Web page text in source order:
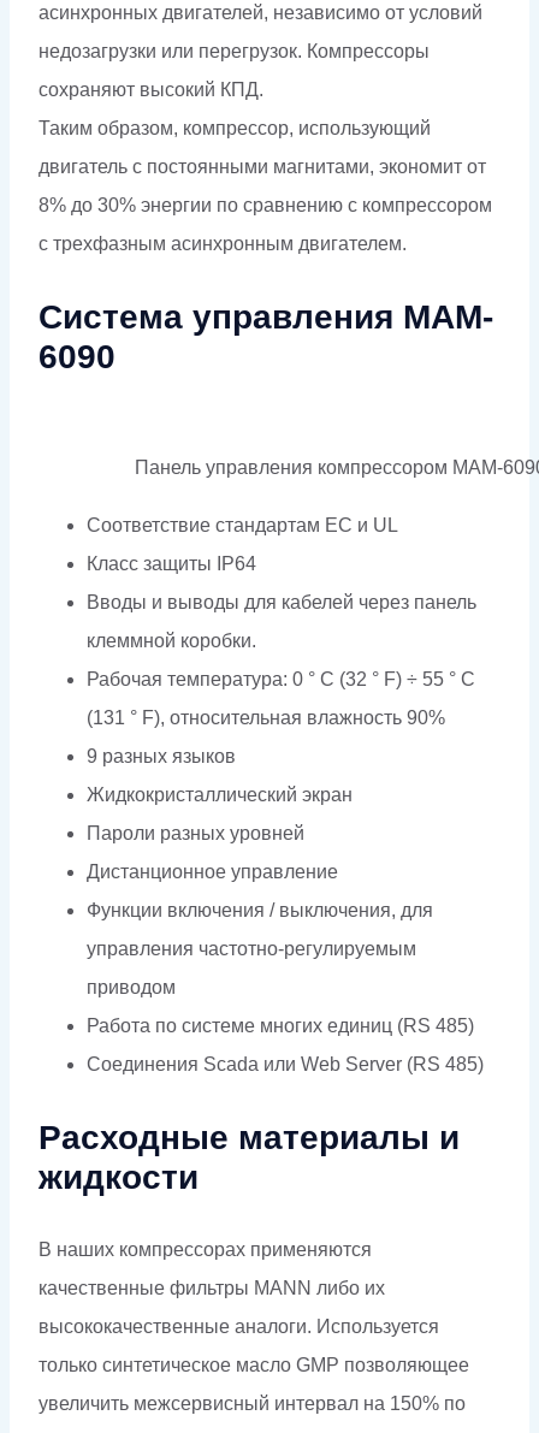
асинхронных двигателей, независимо от условий
недозагрузки или перегрузок. Компрессоры
сохраняют высокий КПД.
Таким образом, компрессор, использующий
двигатель с постоянными магнитами, экономит от
8% до 30% энергии по сравнению с компрессором
с трехфазным асинхронным двигателем.
Система управления MAM-
6090
Панель управления компрессором MAM-
Соответствие стандартам EC и UL
Класс защиты IP64
Вводы и выводы для кабелей через панель
клеммной коробки.
Рабочая температура: 0 ° C (32 ° F) ÷ 55 ° C
(131 ° F), относительная влажность 90%
9 разных языков
Жидкокристаллический экран
Пароли разных уровней
Дистанционное управление
Функции включения / выключения, для
управления частотно-регулируемым
приводом
Работа по системе многих единиц (RS 485)
Соединения Scada или Web Server (RS 485)
Расходные материалы и
жидкости
В наших компрессорах применяются
качественные фильтры МАNN либо их
высококачественные аналоги. Используется
только синтетическое масло GMP позволяющее
увеличить межсервисный интервал на 150% по